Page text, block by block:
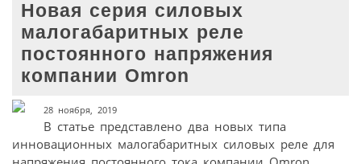
Новая серия силовых
малогабаритных реле
постоянного напряжения
компании Omron
28 ноября, 2019
В статье представлено два новых типа
инновационных малогабаритных силовых реле для